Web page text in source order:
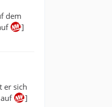
dem
]
er sich
]